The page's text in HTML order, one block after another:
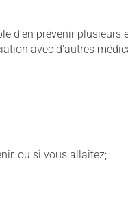
d'en prévenir plusieurs
avec d'autres
ou si vous allaitez;